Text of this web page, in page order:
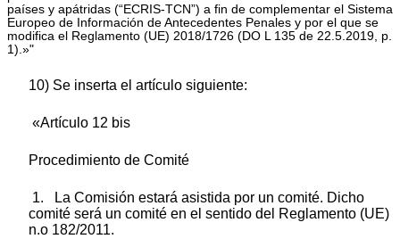
países y apátridas (“ECRIS-TCN”) a fin de complementar el Sistema
Europeo de Información de Antecedentes Penales y por el que se
modifica el Reglamento (UE) 2018/1726 (DO L 135 de 22.5.2019, p.
1).»"
10) Se inserta el artículo siguiente:
«Artículo 12 bis
Procedimiento de Comité
1. La Comisión estará asistida por un comité. Dicho
comité será un comité en el sentido del Reglamento (UE)
n.o 182/2011.